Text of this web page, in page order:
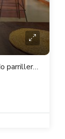
Casa venta 2 dormitorios cochera fondo parrillero sobre L A Herrera en Atahualpa